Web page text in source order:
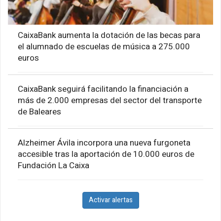
CaixaBank aumenta la dotación de las becas para
el alumnado de escuelas de música a 275.000
euros
CaixaBank seguirá facilitando la financiación a
más de 2.000 empresas del sector del transporte
de Baleares
Alzheimer Ávila incorpora una nueva furgoneta
accesible tras la aportación de 10.000 euros de
Fundación La Caixa
Activar alertas